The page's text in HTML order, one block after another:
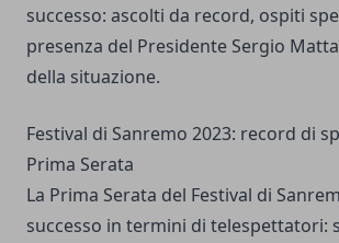
successo: ascolti da record, ospiti
presenza del Presidente Sergio
della situazione.
Festival di Sanremo 2023: record di
Prima Serata
La Prima Serata del Festival di
successo in termini di telespettatori: